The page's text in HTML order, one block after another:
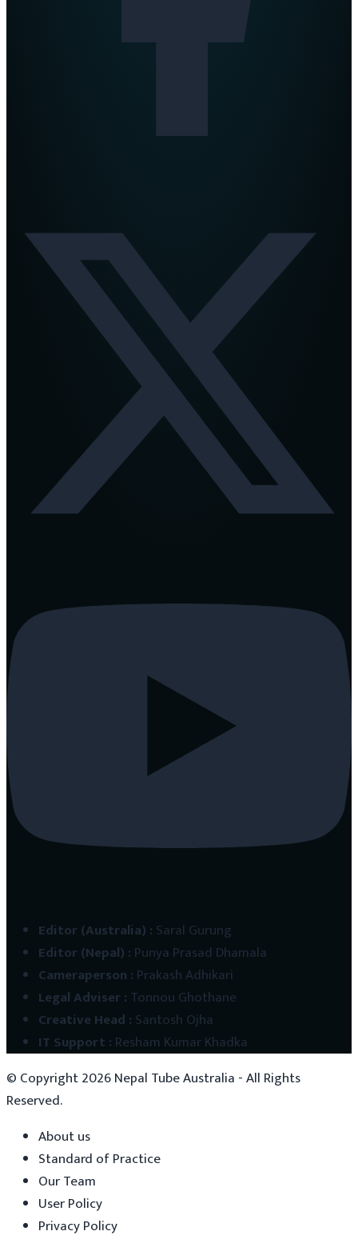
Editor (Australia) : Saral Gurung
Editor (Nepal) : Punya Prasad Dhamala
Cameraperson : Prakash Adhikari
Legal Adviser: Tonnou Ghothane
Creative Head : Santosh Ojha
IT Support : Resham Kumar Khadka
© Copyright2026Nepal Tube Australia - All Rights
Reserved.
About us
Standard of Practice
Our Team
User Policy
Privacy Policy